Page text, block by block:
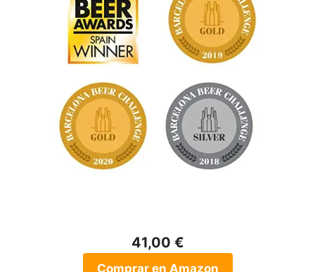
41,00 €
Comprar en Amazon